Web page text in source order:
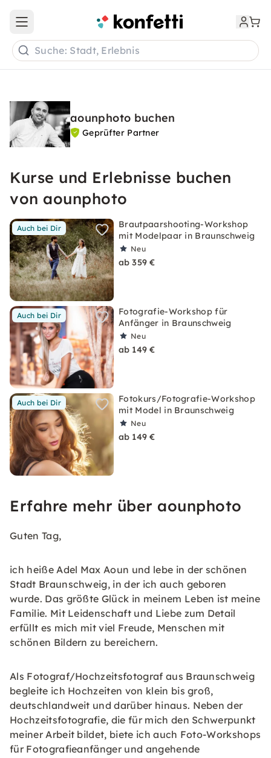
Open main menu
Suche: Stadt, Erlebnis
aounphoto buchen
Geprüfter Partner
Kurse und Erlebnisse buchen
von aounphoto
Auch bei Dir
Brautpaarshooting-Workshop
mit Modelpaar in Braunschweig
Neu
ab 359 €
Auch bei Dir
Fotografie-Workshop für
Anfänger in Braunschweig
Neu
ab 149 €
Auch bei Dir
Fotokurs/Fotografie-Workshop
mit Model in Braunschweig
Neu
ab 149 €
Erfahre mehr über aounphoto
Guten Tag,
ich heiße Adel Max Aoun und lebe in der schönen
Stadt Braunschweig, in der ich auch geboren
wurde. Das größte Glück in meinem Leben ist meine
Familie. Mit Leidenschaft und Liebe zum Detail
erfüllt es mich mit viel Freude, Menschen mit
schönen Bildern zu bereichern.
Als Fotograf/Hochzeitsfotograf aus Braunschweig
begleite ich Hochzeiten von klein bis groß,
deutschlandweit und darüber hinaus. Neben der
Hochzeitsfotografie, die für mich den Schwerpunkt
meiner Arbeit bildet, biete ich auch Foto-Workshops
für Fotografieanfänger und angehende